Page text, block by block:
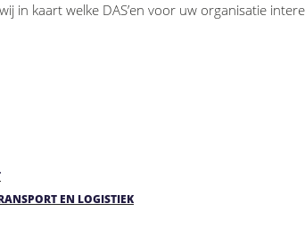
in kaart welke DAS’en voor uw organisatie
EN LOGISTIEK